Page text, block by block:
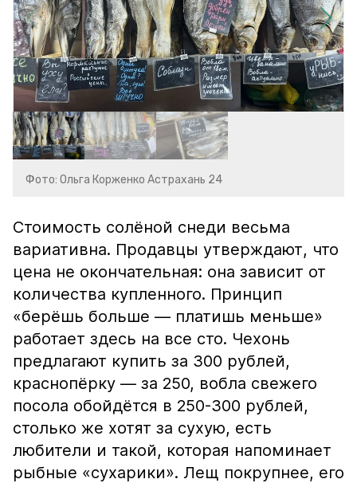
Фото: Ольга Корженко Астрахань 24
Стоимость солёной снеди весьма
вариативна. Продавцы утверждают, что
цена не окончательная: она зависит от
количества купленного. Принцип
«берёшь больше — платишь меньше»
работает здесь на все сто. Чехонь
предлагают купить за 300 рублей,
краснопёрку — за 250, вобла свежего
посола обойдётся в 250-300 рублей,
столько же хотят за сухую, есть
любители и такой, которая напоминает
рыбные «сухарики». Лещ покрупнее, его